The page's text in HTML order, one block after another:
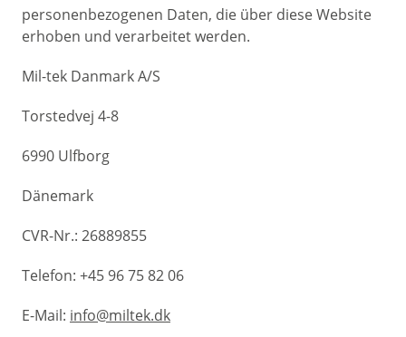
personenbezogenen Daten, die über diese Website
erhoben und verarbeitet werden.
Mil-tek Danmark A/S
Torstedvej 4-8
6990 Ulfborg
Dänemark
CVR-Nr.: 26889855
Telefon: +45 96 75 82 06
E-Mail: info@miltek.dk